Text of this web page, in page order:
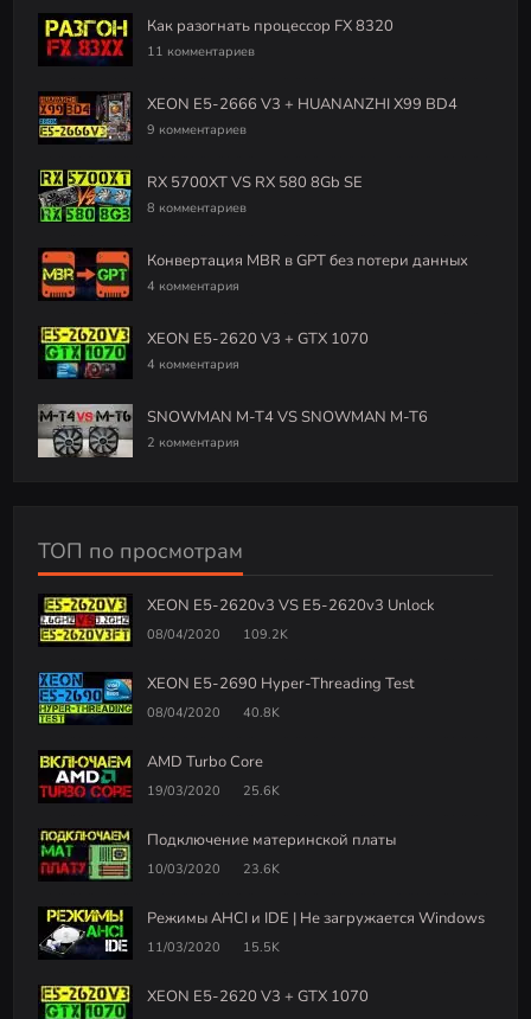
Как разогнать процессор FX 8320
11 комментариев
XEON E5-2666 V3 + HUANANZHI X99 BD4
9 комментариев
RX 5700XT VS RX 580 8Gb SE
8 комментариев
Конвертация MBR в GPT без потери данных
4 комментария
XEON E5-2620 V3 + GTX 1070
4 комментария
SNOWMAN M-T4 VS SNOWMAN M-T6
2 комментария
ТОП по просмотрам
XEON E5-2620v3 VS E5-2620v3 Unlock
08/04/2020 109.2K
XEON E5-2690 Hyper-Threading Test
08/04/2020 40.8K
AMD Turbo Core
19/03/2020 25.6K
Подключение материнской платы
10/03/2020 23.6K
Режимы AHCI и IDE | Не загружается Windows
11/03/2020 15.5K
XEON E5-2620 V3 + GTX 1070